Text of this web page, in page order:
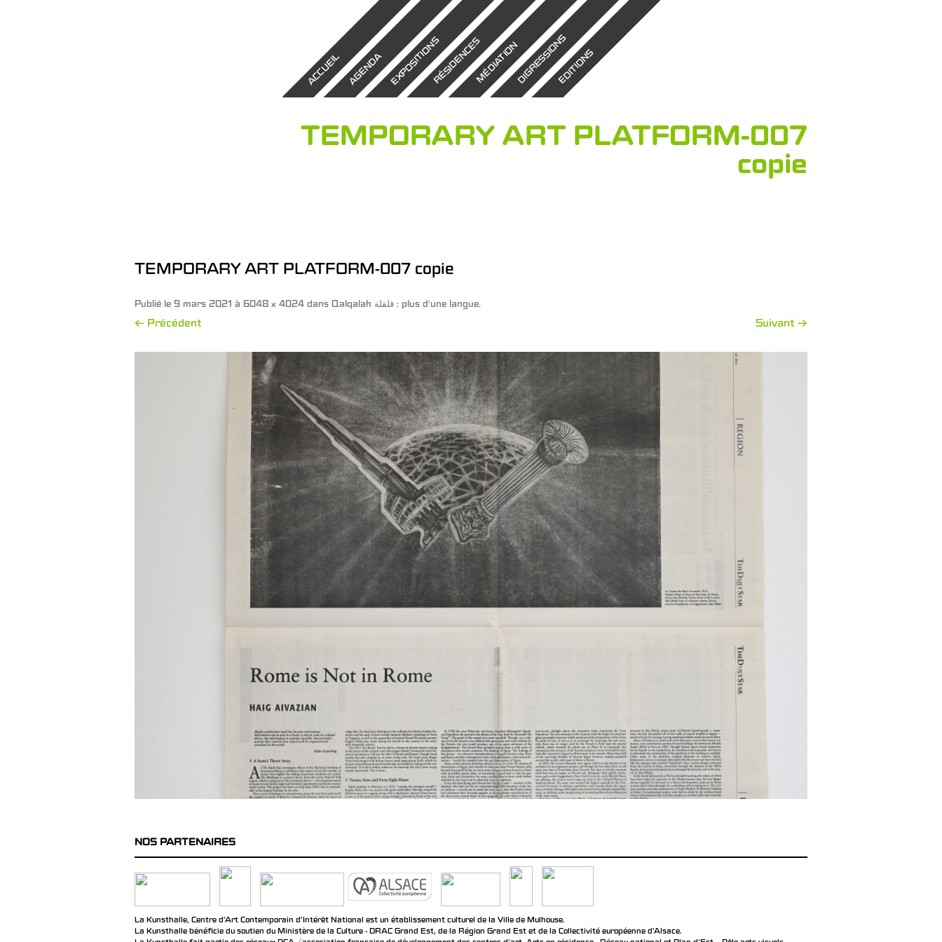
ACCUEILAGENDAEXPOSITIONSRÉSIDENCESMÉDIATIONDIGRESSIONSEDITIONS
TEMPORARY ART PLATFORM-007
copie
TEMPORARY ART PLATFORM-007 copie
Publié le 9 mars 2021 à 6048 × 4024 dans Qalqalah قلقلة : plus d’une langue.
← Précédent Suivant →
NOS PARTENAIRES
La Kunsthalle, Centre d’Art Contemporain d’Intérêt National est un établissement culturel de la Ville de Mulhouse.
La Kunsthalle bénéficie du soutien du Ministère de la Culture - DRAC Grand Est, de la Région Grand Est et de la Collectivité européenne d’Alsace.